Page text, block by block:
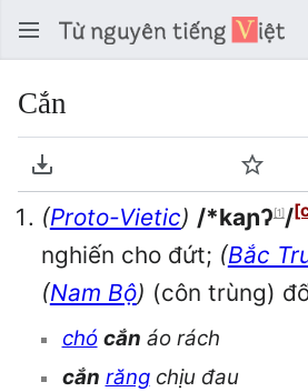
Cắn
Tải về PDF Theo
(Proto-Vietic) /*kaɲʔ [1]/
nghiến cho đứt; (Bắc
(Nam Bộ) (côn trùng)
chó cắn áo rách
cắn răngchịu đau